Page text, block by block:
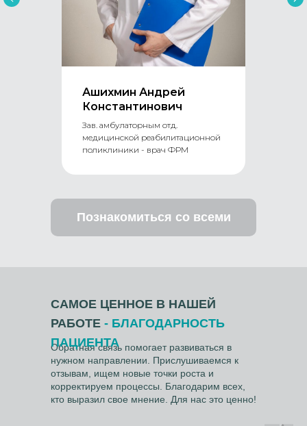
Ашихмин Андрей
Константинович
Зав. амбулаторным отд.
медицинской реабилитационной
поликлиники - врач ФРМ
Познакомиться со всеми
Обратная связь помогает развиваться в
нужном направлении. Прислушиваемся к
отзывам, ищем новые точки роста и
корректируем процессы. Благодарим всех,
кто выразил свое мнение. Для нас это ценно!
САМОЕ ЦЕННОЕ В НАШЕЙ
РАБОТЕ - БЛАГОДАРНОСТЬ
ПАЦИЕНТА